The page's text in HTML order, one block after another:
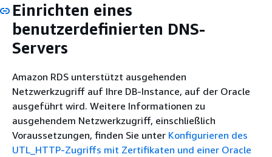
Einrichten eines
benutzerdefinierten DNS-
Servers
Amazon RDS unterstützt ausgehenden
Netzwerkzugriff auf Ihre DB-Instance, auf der Oracle
ausgeführt wird. Weitere Informationen zu
ausgehendem Netzwerkzugriff, einschließlich
Voraussetzungen, finden Sie unter Konfigurieren des
UTL_HTTP-Zugriffs mit Zertifikaten und einer Oracle